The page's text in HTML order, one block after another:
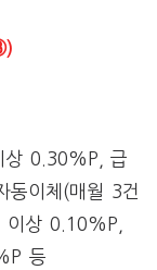
상 0.30%P, 급
이체(매월 3건
상 0.10%P,
등